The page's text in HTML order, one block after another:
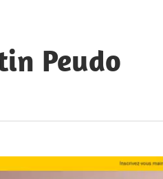
Peudo